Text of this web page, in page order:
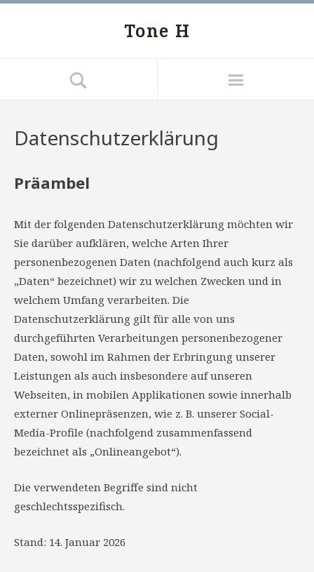
Tone H
Datenschutzerklärung
Präambel
Mit der folgenden Datenschutzerklärung möchten wir
Sie darüber aufklären, welche Arten Ihrer
personenbezogenen Daten (nachfolgend auch kurz als
„Daten“ bezeichnet) wir zu welchen Zwecken und in
welchem Umfang verarbeiten. Die
Datenschutzerklärung gilt für alle von uns
durchgeführten Verarbeitungen personenbezogener
Daten, sowohl im Rahmen der Erbringung unserer
Leistungen als auch insbesondere auf unseren
Webseiten, in mobilen Applikationen sowie innerhalb
externer Onlinepräsenzen, wie z. B. unserer Social-
Media-Profile (nachfolgend zusammenfassend
bezeichnet als „Onlineangebot“).
Die verwendeten Begriffe sind nicht
geschlechtsspezifisch.
Stand: 14. Januar 2026